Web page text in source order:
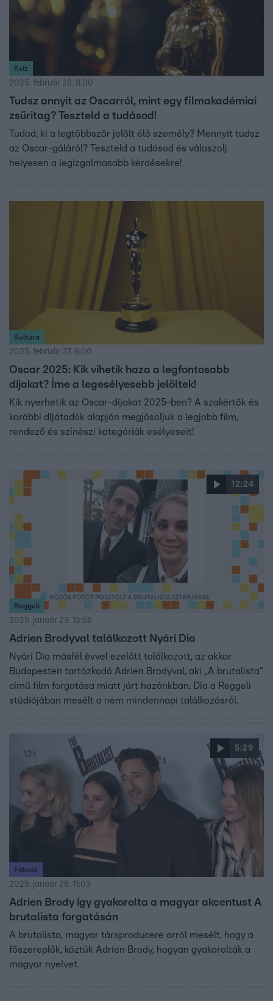
Kvíz
2025. február 28. 8:00
Tudsz annyit az Oscarról, mint egy filmakadémiai
zsűritag? Teszteld a tudásod!
Tudod, ki a legtöbbször jelölt élő személy? Mennyit tudsz
az Oscar-gáláról? Teszteld a tudásod és válaszolj
helyesen a legizgalmasabb kérdésekre!
Kultúra
2025. február 27. 6:00
Oscar 2025: Kik vihetik haza a legfontosabb
díjakat? Íme a legesélyesebb jelöltek!
Kik nyerhetik az Oscar-díjakat 2025-ben? A szakértők és
korábbi díjátadók alapján megjósoljuk a legjobb film,
rendező és színészi kategóriák esélyeseit!
12:24
Reggeli
2025. január 29. 13:58
Adrien Brodyval találkozott Nyári Dia
Nyári Dia másfél évvel ezelőtt találkozott, az akkor
Budapesten tartózkodó Adrien Brodyval, aki „A brutalista”
című film forgatása miatt járt hazánkban. Dia a Reggeli
stúdiójában mesélt a nem mindennapi találkozásról.
5:29
Fókusz
2025. január 28. 11:03
Adrien Brody így gyakorolta a magyar akcentust A
brutalista forgatásán
A brutalista, magyar társproducere arról mesélt, hogy a
főszereplők, köztük Adrien Brody, hogyan gyakorolták a
magyar nyelvet.